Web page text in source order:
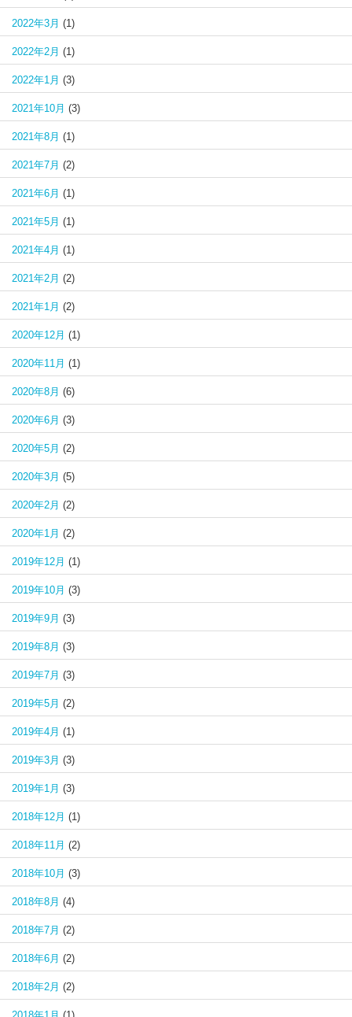
2022年3月 (1)
2022年2月 (1)
2022年1月 (3)
2021年10月 (3)
2021年8月 (1)
2021年7月 (2)
2021年6月 (1)
2021年5月 (1)
2021年4月 (1)
2021年2月 (2)
2021年1月 (2)
2020年12月 (1)
2020年11月 (1)
2020年8月 (6)
2020年6月 (3)
2020年5月 (2)
2020年3月 (5)
2020年2月 (2)
2020年1月 (2)
2019年12月 (1)
2019年10月 (3)
2019年9月 (3)
2019年8月 (3)
2019年7月 (3)
2019年5月 (2)
2019年4月 (1)
2019年3月 (3)
2019年1月 (3)
2018年12月 (1)
2018年11月 (2)
2018年10月 (3)
2018年8月 (4)
2018年7月 (2)
2018年6月 (2)
2018年2月 (2)